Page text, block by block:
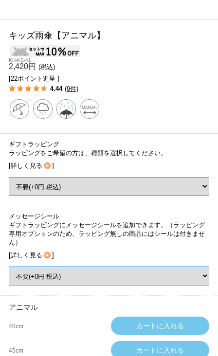
キッズ雨傘【アニマル】
KH-KS-41
2,420円 (税込)
[22ポイント進呈 ]
4.44 (9件)
ギフトラッピング
ラッピングをご希望の方は、種類を選択してください。
[詳しく見る ]
メッセージシール
ギフトラッピングにメッセージシールを追加できます。（ラッピング
専用オプションのため、ラッピング無しの商品にはシールは付きませ
ん）
[詳しく見る ]
アニマル
40cm
45cm